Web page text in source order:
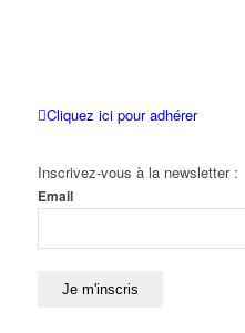
Cliquez ici pour adhérer
Inscrivez-vous à la newsletter :
Email